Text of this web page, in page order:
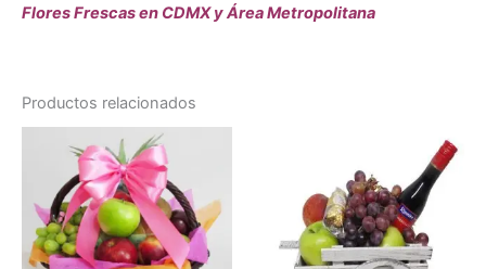
Flores Frescas en CDMX y Área Metropolitana
Productos relacionados